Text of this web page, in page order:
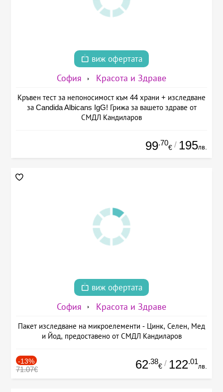
виж офертата
София Красота и Здраве
Кръвен тест за непоносимост към 44 храни + изследване
за Candida Albicans IgG! Грижа за вашето здраве от
СМДЛ Кандиларов
99.70
€ / 195лв.
виж офертата
София Красота и Здраве
Пакет изследване на микроелементи - Цинк, Селен, Мед
и Йод, предоставено от СМДЛ Кандиларов
-13%
71.07€ 62.38
€ / 122.01
лв.